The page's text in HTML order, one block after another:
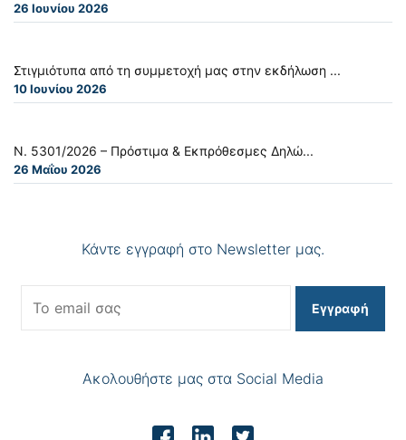
26 Ιουνίου 2026
Στιγμιότυπα από τη συμμετοχή μας στην εκδήλωση ...
10 Ιουνίου 2026
Ν. 5301/2026 – Πρόστιμα & Εκπρόθεσμες Δηλώ...
26 Μαΐου 2026
Κάντε εγγραφή στο Newsletter μας.
Εγγραφή
Ακολουθήστε μας στα Social Media